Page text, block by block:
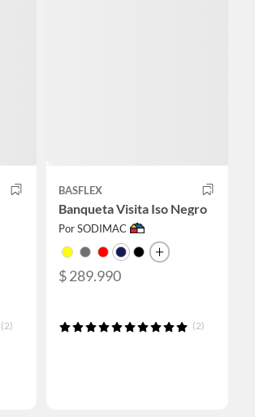
(2)
BASFLEX
Banqueta Visita Iso Negro
Por SODIMAC
$ 289.990
(2)